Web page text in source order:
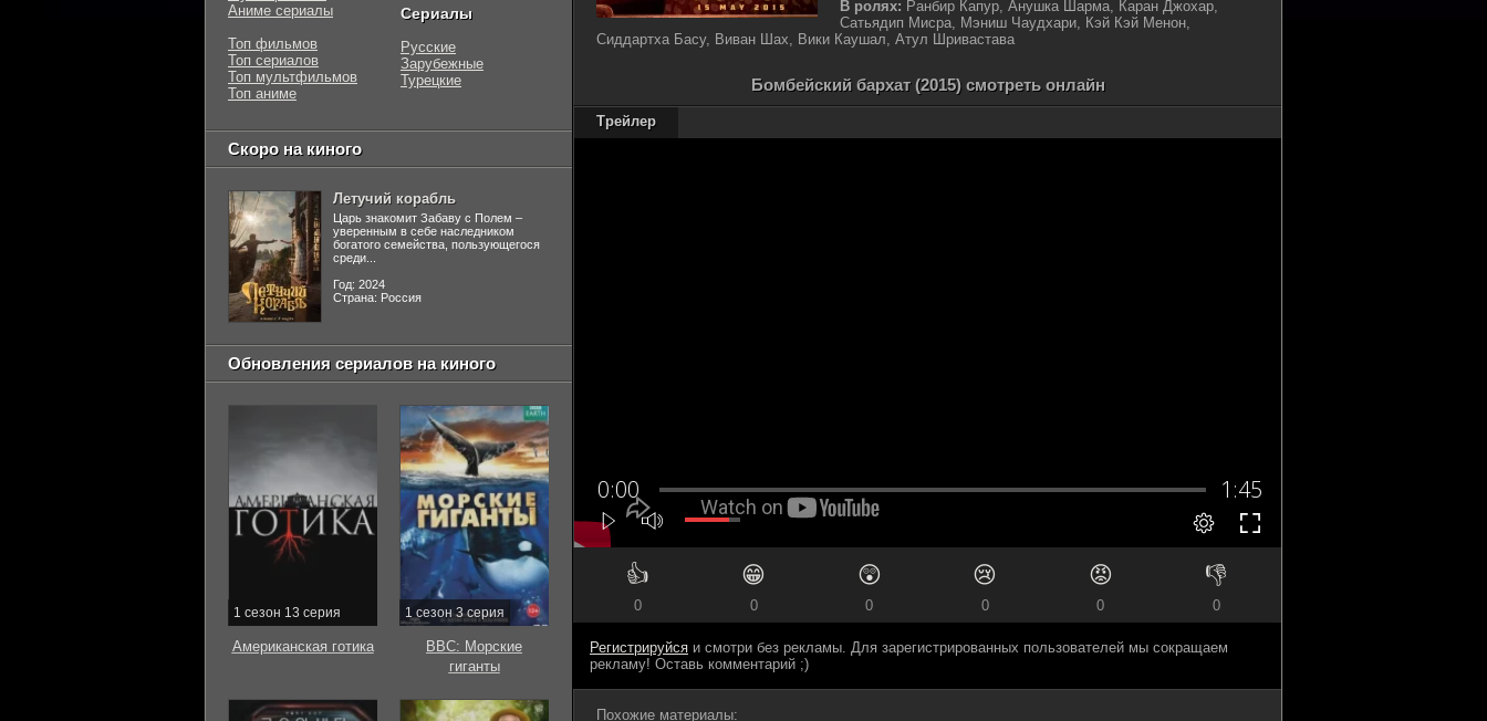
В ролях: Ранбир Капур, Анушка Шарма, Каран Джохар,
Сатьядип Мисра, Мэниш Чаудхари, Кэй Кэй Менон,
Сиддартха Басу, Виван Шах, Вики Каушал, Атул Шривастава
Бомбейский бархат (2015) смотреть онлайн
Трейлер
👍
0
😁
0
😲
0
😢
0
😡
0
👎
0
Регистрируйся и смотри без рекламы. Для зарегистрированных пользователей мы сокращаем
рекламу! Оставь комментарий ;)
Похожие материалы:
Аниме сериалы
Топ фильмов
Топ сериалов
Топ мультфильмов
Топ аниме
Сериалы
Русские
Зарубежные
Турецкие
Скоро на киного
Летучий корабль
Царь знакомит Забаву с Полем –
уверенным в себе наследником
богатого семейства, пользующегося
среди...
Год: 2024
Страна: Россия
Обновления сериалов на киного
1 сезон 13 серия
Американская готика
1 сезон 3 серия
BBC: Морские
гиганты